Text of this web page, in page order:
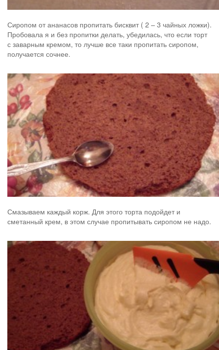
Сиропом от ананасов пропитать бисквит ( 2 – 3 чайных ложки).
Пробовала я и без пропитки делать, убедилась, что если торт
с заварным кремом, то лучше все таки пропитать сиропом,
получается сочнее.
Смазываем каждый корж. Для этого торта подойдет и
сметанный крем, в этом случае пропитывать сиропом не надо.